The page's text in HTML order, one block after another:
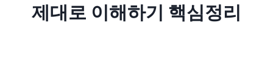
제대로 이해하기 핵심정리